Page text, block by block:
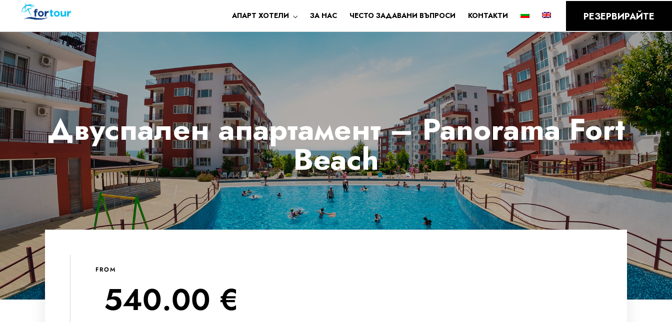
АПАРТ ХОТЕЛИ ЗА НАС ЧЕСТО ЗАДАВАНИ ВЪПРОСИ КОНТАКТИ РЕЗЕРВИРАЙТЕ
Двуспален апартамент – Panorama Fort
Beach
FROM
540.00 €